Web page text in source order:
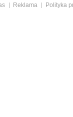
Reklama
Polityka